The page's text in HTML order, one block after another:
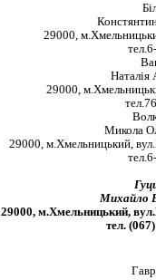
29000,
Наталія
29000,
Микола
29000, м.Хмельницький,
Михайло
29000, м.Хмельницький,
тел.